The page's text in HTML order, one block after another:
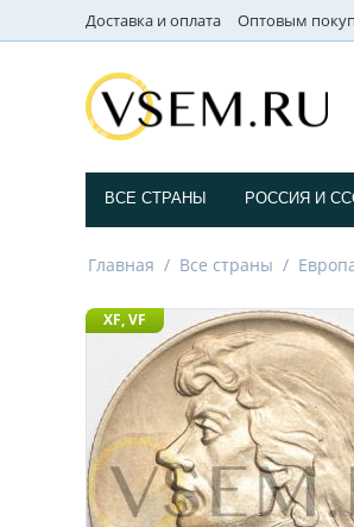
Доставка и оплата Оптовым
ВСЕ СТРАНЫ РОССИЯ И
Главная / Все страны /
XF, VF